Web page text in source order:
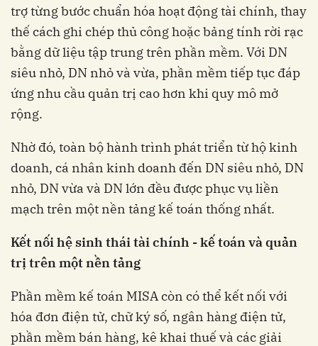
trợ từng bước chuẩn hóa hoạt động tài chính, thay
thế cách ghi chép thủ công hoặc bảng tính rời rạc
bằng dữ liệu tập trung trên phần mềm. Với DN
siêu nhỏ, DN nhỏ và vừa, phần mềm tiếp tục đáp
ứng nhu cầu quản trị cao hơn khi quy mô mở
rộng.
Nhờ đó, toàn bộ hành trình phát triển từ hộ kinh
doanh, cá nhân kinh doanh đến DN siêu nhỏ, DN
nhỏ, DN vừa và DN lớn đều được phục vụ liền
mạch trên một nền tảng kế toán thống nhất.
Kết nối hệ sinh thái tài chính - kế toán và quản
trị trên một nền tảng
Phần mềm kế toán MISA còn có thể kết nối với
hóa đơn điện tử, chữ ký số, ngân hàng điện tử,
phần mềm bán hàng, kê khai thuế và các giải